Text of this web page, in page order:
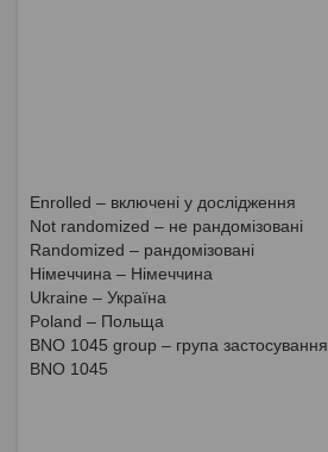
Enrolled – включені у дослідження
Not randomized – не рандомізовані
Randomized – рандомізовані
Німеччина – Німеччина
Ukraine – Україна
Poland – Польща
BNO 1045 group – група застосування
BNO 1045